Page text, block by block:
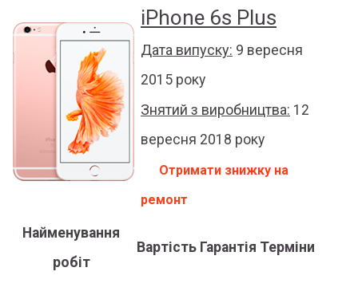
iPhone 6s Plus
Дата випуску: 9 вересня
2015 року
Знятий з виробництва: 12
вересня 2018 року
Отримати знижку на
ремонт
Найменування
робіт
Вартість Гарантія Терміни